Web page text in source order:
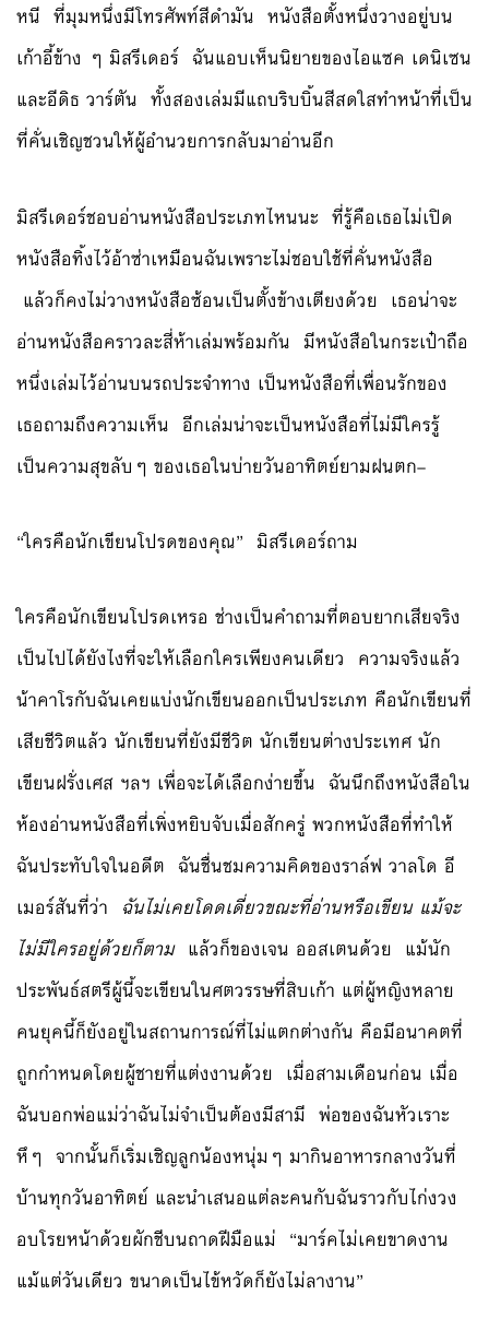
หนี ที่มุมหนึ่งมีโทรศัพท์สีดำมัน หนังสือตั้งหนึ่งวางอยู่บน
เก้าอี้ข้าง ๆ มิสรีเดอร์ ฉันแอบเห็นนิยายของไอแซค เดนิเซน
และอีดิธ วาร์ตัน ทั้งสองเล่มมีแถบริบบิ้นสีสดใสทำหน้าที่เป็น
ที่คั่นเชิญชวนให้ผู้อำนวยการกลับมาอ่านอีก
มิสรีเดอร์ชอบอ่านหนังสือประเภทไหนนะ ที่รู้คือเธอไม่เปิด
หนังสือทิ้งไว้อ้าซ่าเหมือนฉันเพราะไม่ชอบใช้ที่คั่นหนังสือ
แล้วก็คงไม่วางหนังสือซ้อนเป็นตั้งข้างเตียงด้วย เธอน่าจะ
อ่านหนังสือคราวละสี่ห้าเล่มพร้อมกัน มีหนังสือในกระเป๋าถือ
หนึ่งเล่มไว้อ่านบนรถประจำทาง เป็นหนังสือที่เพื่อนรักของ
เธอถามถึงความเห็น อีกเล่มน่าจะเป็นหนังสือที่ไม่มีใครรู้
เป็นความสุขลับๆ ของเธอในบ่ายวันอาทิตย์ยามฝนตก–
“ใครคือนักเขียนโปรดของคุณ” มิสรีเดอร์ถาม
ใครคือนักเขียนโปรดเหรอ ช่างเป็นคำถามที่ตอบยากเสียจริง
เป็นไปได้ยังไงที่จะให้เลือกใครเพียงคนเดียว ความจริงแล้ว
น้าคาโรกับฉันเคยแบ่งนักเขียนออกเป็นประเภท คือนักเขียนที่
เสียชีวิตแล้ว นักเขียนที่ยังมีชีวิต นักเขียนต่างประเทศ นัก
เขียนฝรั่งเศส ฯลฯ เพื่อจะได้เลือกง่ายขึ้น ฉันนึกถึงหนังสือใน
ห้องอ่านหนังสือที่เพิ่งหยิบจับเมื่อสักครู่ พวกหนังสือที่ทำให้
ฉันประทับใจในอดีต ฉันชื่นชมความคิดของราล์ฟ วาลโด อี
เมอร์สันที่ว่า ฉันไม่เคยโดดเดี่ยวขณะที่อ่านหรือเขียน แม้จะ
ไม่มีใครอยู่ด้วยก็ตามแล้วก็ของเจน ออสเตนด้วย แม้นัก
ประพันธ์สตรีผู้นี้จะเขียนในศตวรรษที่สิบเก้า แต่ผู้หญิงหลาย
คนยุคนี้ก็ยังอยู่ในสถานการณ์ที่ไม่แตกต่างกัน คือมีอนาคตที่
ถูกกำหนดโดยผู้ชายที่แต่งงานด้วย เมื่อสามเดือนก่อน เมื่อ
ฉันบอกพ่อแม่ว่าฉันไม่จำเป็นต้องมีสามี พ่อของฉันหัวเราะ
หึๆ จากนั้นก็เริ่มเชิญลูกน้องหนุ่มๆ มากินอาหารกลางวันที่
บ้านทุกวันอาทิตย์ และนำเสนอแต่ละคนกับฉันราวกับไก่งวง
อบโรยหน้าด้วยผักชีบนถาดฝีมือแม่ “มาร์คไม่เคยขาดงาน
แม้แต่วันเดียว ขนาดเป็นไข้หวัดก็ยังไม่ลางาน”